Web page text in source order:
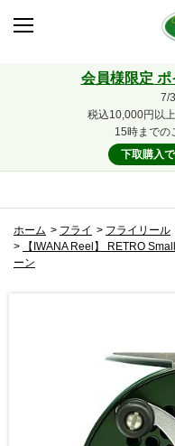
会員様限定 ポ
7/
税込10,000円以
15時までの
下取購入
ホーム > フライ > フライリール
>
【IWANA Reel】 RETRO
ーン